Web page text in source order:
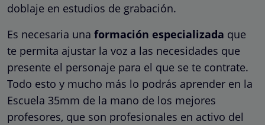
doblaje en estudios de grabación.
Es necesaria una formación especializada que
te permita ajustar la voz a las necesidades que
presente el personaje para el que se te contrate.
Todo esto y mucho más lo podrás aprender en la
Escuela 35mm de la mano de los mejores
profesores, que son profesionales en activo del